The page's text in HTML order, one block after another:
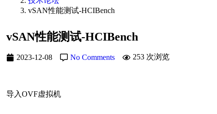
vSAN性能测试-HCIBench
vSAN性能测试-HCIBench
2023-12-08 No Comments 253 次浏览
导入OVF虚拟机